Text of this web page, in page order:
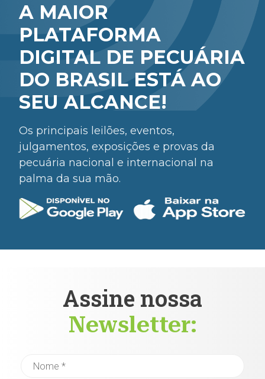
A MAIOR
PLATAFORMA
DIGITAL DE PECUÁRIA
DO BRASIL ESTÁ AO
SEU ALCANCE!
Os principais leilões, eventos,
julgamentos, exposições e provas da
pecuária nacional e internacional na
palma da sua mão.
Assine nossa
Newsletter: